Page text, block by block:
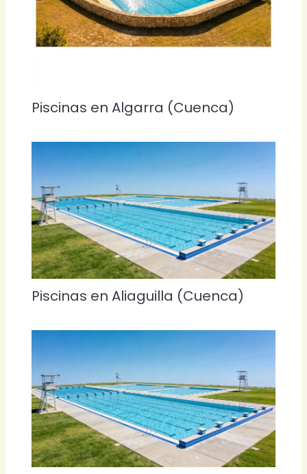
Piscinas en Algarra (Cuenca)
Piscinas en Aliaguilla (Cuenca)